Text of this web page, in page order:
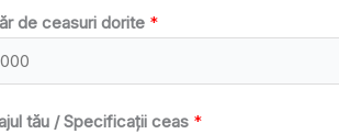
de ceasuri dorite *
tău / Specificații ceas *